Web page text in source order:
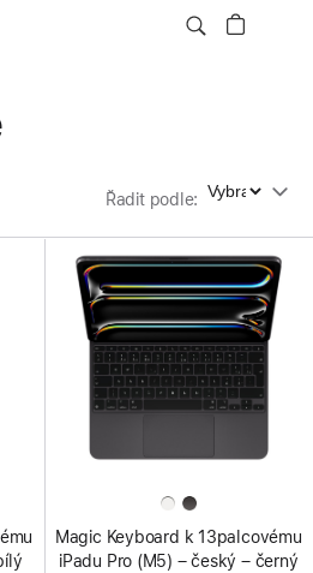
Řadit podle: Řadit podle
Magic Keyboard k 13palcovému
iPadu Pro (M5) – český – černý